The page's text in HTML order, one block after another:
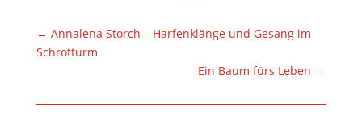
← Annalena Storch – Harfenklänge und Gesang im
Schrotturm
Ein Baum fürs Leben →